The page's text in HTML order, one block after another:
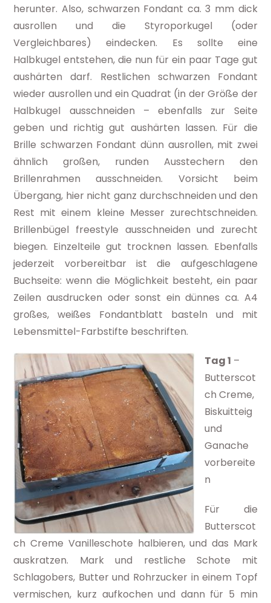
herunter. Also, schwarzen Fondant ca. 3 mm dick
ausrollen und die Styroporkugel (oder
Vergleichbares) eindecken. Es sollte eine
Halbkugel entstehen, die nun für ein paar Tage gut
aushärten darf. Restlichen schwarzen Fondant
wieder ausrollen und ein Quadrat (in der Größe der
Halbkugel ausschneiden – ebenfalls zur Seite
geben und richtig gut aushärten lassen. Für die
Brille schwarzen Fondant dünn ausrollen, mit zwei
ähnlich großen, runden Ausstechern den
Brillenrahmen ausschneiden. Vorsicht beim
Übergang, hier nicht ganz durchschneiden und den
Rest mit einem kleine Messer zurechtschneiden.
Brillenbügel freestyle ausschneiden und zurecht
biegen. Einzelteile gut trocknen lassen. Ebenfalls
jederzeit vorbereitbar ist die aufgeschlagene
Buchseite: wenn die Möglichkeit besteht, ein paar
Zeilen ausdrucken oder sonst ein dünnes ca. A4
großes, weißes Fondantblatt basteln und mit
Lebensmittel-Farbstifte beschriften.
Tag 1 –
Butterscot
ch Creme,
Biskuitteig
und
Ganache
vorbereite
n
Für die
Butterscot
ch Creme Vanilleschote halbieren, und das Mark
auskratzen. Mark und restliche Schote mit
Schlagobers, Butter und Rohrzucker in einem Topf
vermischen, kurz aufkochen und dann für 5 min